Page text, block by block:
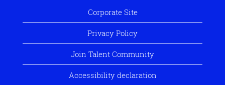
Corporate Site
Privacy Policy
Join Talent Community
Accessibility declaration